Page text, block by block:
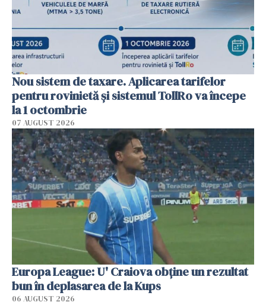
Nou sistem de taxare. Aplicarea tarifelor
pentru rovinietă şi sistemul TollRo va începe
la 1 octombrie
07 AUGUST 2026
Europa League: U' Craiova obține un rezultat
bun în deplasarea de la Kups
06 AUGUST 2026